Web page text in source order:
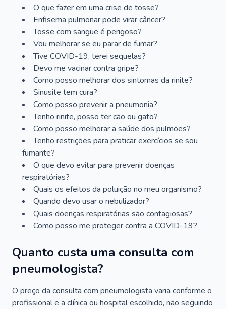
O que fazer em uma crise de tosse?
Enfisema pulmonar pode virar câncer?
Tosse com sangue é perigoso?
Vou melhorar se eu parar de fumar?
Tive COVID-19, terei sequelas?
Devo me vacinar contra gripe?
Como posso melhorar dos sintomas da rinite?
Sinusite tem cura?
Como posso prevenir a pneumonia?
Tenho rinite, posso ter cão ou gato?
Como posso melhorar a saúde dos pulmões?
Tenho restrições para praticar exercícios se sou
fumante?
O que devo evitar para prevenir doenças
respiratórias?
Quais os efeitos da poluição no meu organismo?
Quando devo usar o nebulizador?
Quais doenças respiratórias são contagiosas?
Como posso me proteger contra a COVID-19?
Quanto custa uma consulta com
pneumologista?
O preço da consulta com pneumologista varia conforme o
profissional e a clínica ou hospital escolhido, não seguindo